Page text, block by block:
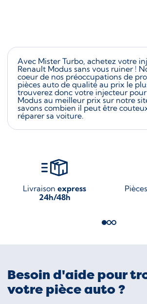
Avec Mister Turbo, achetez votre
Renault Modus sans vous ruiner !
coeur de nos préoccupations de
pièces auto de qualité au prix le
trouverez donc votre injecteur
Modus au meilleur prix sur notre
savons combien il peut être
réparer sa voiture.
Livraison express
24h/48h
Besoin d'aide pour
votre pièce auto ?